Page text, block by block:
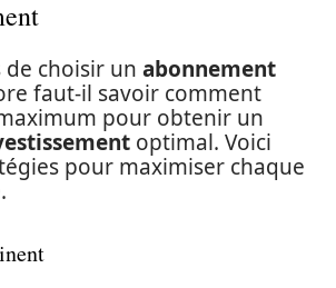
choisir un abonnement
faut-il savoir comment
pour obtenir un
optimal. Voici
pour maximiser chaque